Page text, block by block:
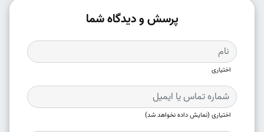
پرسش و دیدگاه شما
اختیاری
اختیاری (نمایش داده نخواهد شد)